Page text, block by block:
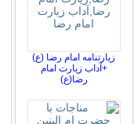
زیارتنامه امام رضا (ع)
+آداب زیارت امام
رضا(ع)